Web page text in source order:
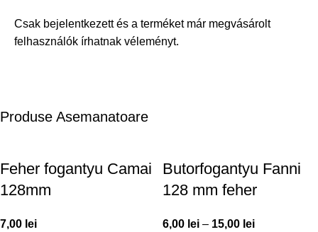
Csak bejelentkezett és a terméket már megvásárolt
felhasználók írhatnak véleményt.
Produse Asemanatoare
Feher fogantyu Camai
128mm
7,00 lei
Butorfogantyu Fanni
128 mm feher
6,00 lei – 15,00 lei